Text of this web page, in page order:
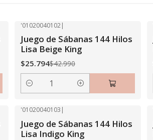
'01020040102|
Juego de Sábanas 144 Hilos
Lisa Beige King
$25.794$42.990
Cantidad
'01020040103 |
Juego de Sábanas 144 Hilos
Lisa Indigo King